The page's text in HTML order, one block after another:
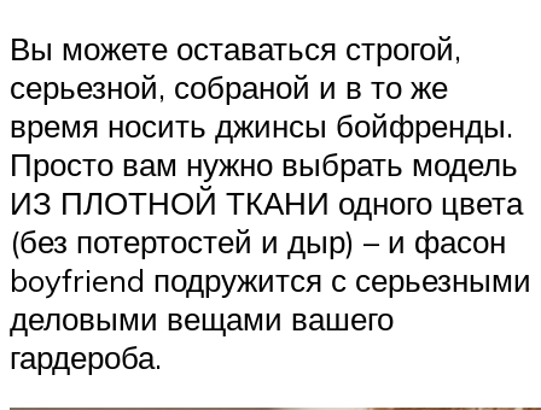
Вы можете оставаться строгой,
серьезной, собраной и в то же
время носить джинсы бойфренды.
Просто вам нужно выбрать модель
ИЗ ПЛОТНОЙ ТКАНИ одного цвета
(без потертостей и дыр) – и фасон
boyfriend подружится с серьезными
деловыми вещами вашего
гардероба.